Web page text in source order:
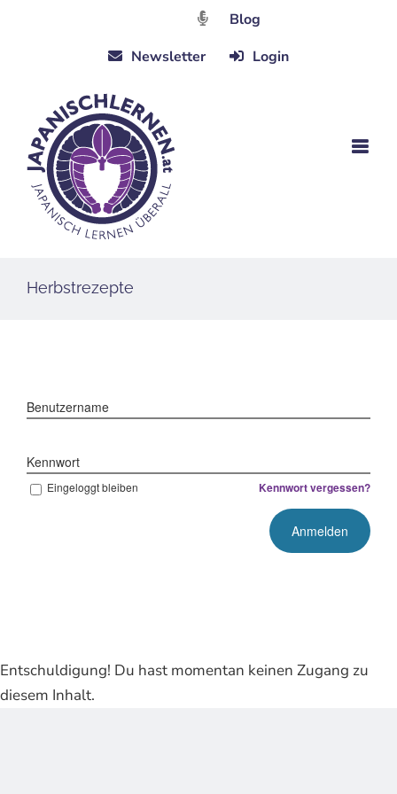
Blog
Newsletter
Login
Herbstrezepte
Benutzername
Kennwort
Eingeloggt bleiben Kennwort vergessen?
Entschuldigung! Du hast momentan keinen Zugang zu
diesem Inhalt.